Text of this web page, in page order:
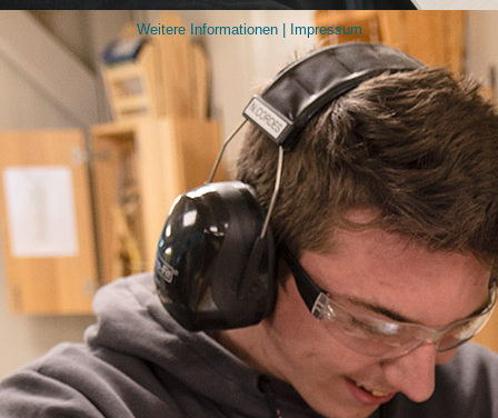
Unterstützung bei der Suche nach passgenauen Praktikums- und
Ausbildungsstellen
Vorbereitung, Begleitung und gemeinsame Auswertung von Praktika
Beratung und Unterstützung bei der Organisation von passgenauen
Hilfen während der Ausbildung
Beratung und Unterstützung bei der Suche nach Alternativen zu
einer Ausbildung
Projektträger ist die Stadt Trier. Das Projekt wird durch das Ministerium
für Arbeit, Soziales, Frauen, Familie und Jugend Rheinland-Pfalz aus
Mitteln des Europäischen Sozialfonds Plus (ESF+) gefördert.
Links:
Europäische Kommission
ESF+ Rheinland-Pfalz
Weitere Informationen| Impressum